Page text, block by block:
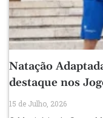
Natação
destaque nos
15 de Julho, 2026